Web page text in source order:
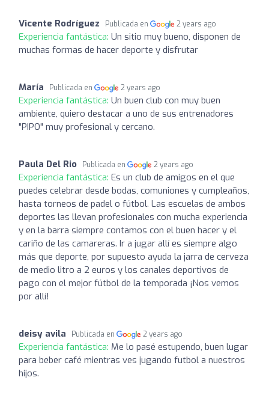
Vicente Rodríguez Publicada en 2 years ago
Experiencia fantástica: Un sitio muy bueno, disponen de
muchas formas de hacer deporte y disfrutar
María Publicada en 2 years ago
Experiencia fantástica: Un buen club con muy buen
ambiente, quiero destacar a uno de sus entrenadores
"PIPO" muy profesional y cercano.
Paula Del Rio Publicada en 2 years ago
Experiencia fantástica: Es un club de amigos en el que
puedes celebrar desde bodas, comuniones y cumpleaños,
hasta torneos de padel o fútbol. Las escuelas de ambos
deportes las llevan profesionales con mucha experiencia
y en la barra siempre contamos con el buen hacer y el
cariño de las camareras. Ir a jugar allí es siempre algo
más que deporte, por supuesto ayuda la jarra de cerveza
de medio litro a 2 euros y los canales deportivos de
pago con el mejor fútbol de la temporada ¡Nos vemos
por allí!
deisy avila Publicada en 2 years ago
Experiencia fantástica: Me lo pasé estupendo, buen lugar
para beber café mientras ves jugando futbol a nuestros
hijos.